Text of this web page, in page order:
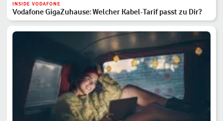
INSIDE VODAFONE
Vodafone GigaZuhause: Welcher Kabel-Tarif passt zu Dir?